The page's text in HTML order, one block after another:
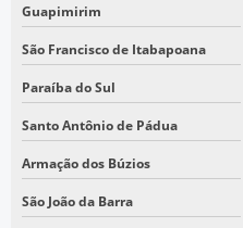
PLANIALTIMÉTRICO DRONE
PRESTAÇÃO DE SERVIÇOS DE
SERVIÇOS DE TOPOGRAFIA COM
SERVIÇOS TOPOGRÁFICOS SP
TOPOGRAFIA COM DRONE
Guapimirim
São Francisco de Itabapoana
Paraíba do Sul
Santo Antônio de Pádua
Armação dos Búzios
São João da Barra